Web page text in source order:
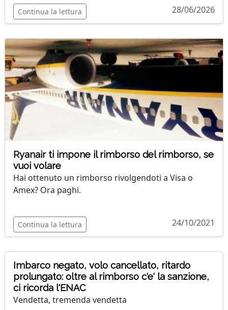
Continua la lettura 28/06/2026
Ryanair ti impone il rimborso del rimborso, se
vuoi volare
Hai ottenuto un rimborso rivolgendoti a Visa o
Amex? Ora paghi.
Continua la lettura 24/10/2021
Imbarco negato, volo cancellato, ritardo
prolungato: oltre al rimborso c'e' la sanzione,
ci ricorda l'ENAC
Vendetta, tremenda vendetta